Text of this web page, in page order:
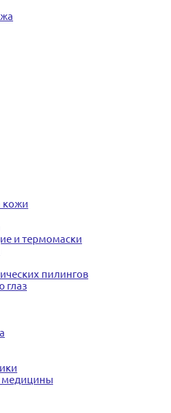
кожи
и термомаски
пилингов
глаз
медицины